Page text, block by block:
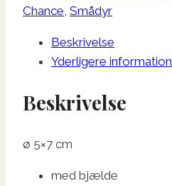
M
Chance, Smådyr
Beskrivelse
Yderligere information
Beskrivelse
ø 5×7 cm
med bjælde